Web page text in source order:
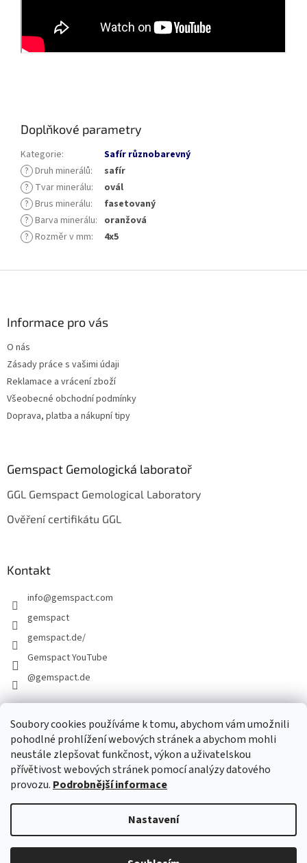
Soubory cookies používáme k tomu, abychom vám umožnili
pohodlné prohlížení webových stránek a abychom mohli
neustále zlepšovat funkčnost, výkon a uživatelskou
přívětivost webových stránek pomocí analýzy datového
provozu. Podrobnější informace
Nastavení
Doplňkové parametry
Kategorie:
Safír různobarevný
? Druh minerálů:
safír
? Tvar minerálu:
ovál
? Brus minerálu:
fasetovaný
? Barva minerálu: oranžová
? Rozměr v mm: 4x5
Informace pro vás
O nás
Zásady práce s vašimi údaji
Reklamace a vrácení zboží
Všeobecné obchodní podmínky
Doprava, platba a nákupní tipy
Gemspact Gemologická laboratoř
GGL Gemspact Gemological Laboratory
Ověření certifikátu GGL
Kontakt
info@gemspact.com
gemspact
gemspact.de/
Gemspact YouTube
@gemspact.de
KONTAKTNÍ FORMULÁŘ
Vytvořil Shoptet